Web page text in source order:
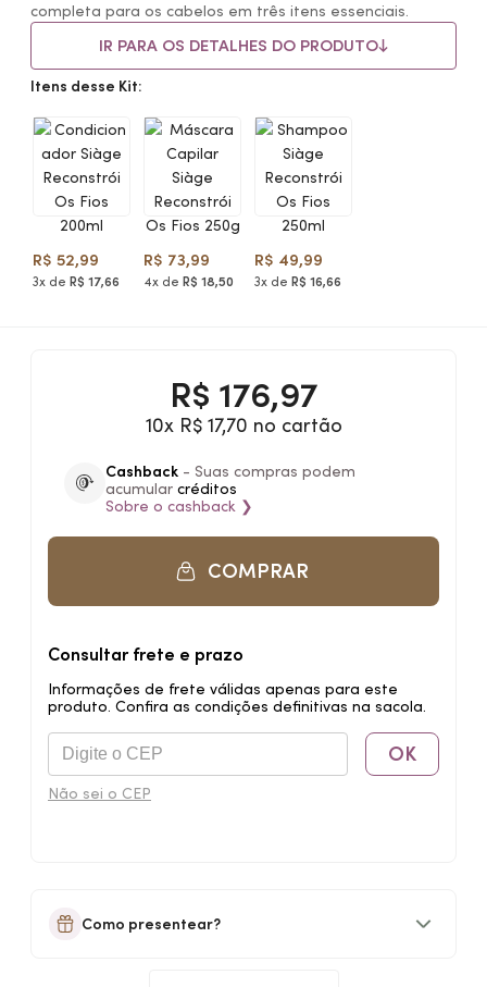
completa para os cabelos em três itens essenciais.
IR PARA OS DETALHES DO PRODUTO
Itens desse Kit:
R$ 52,99
3x de R$ 17,66
R$ 73,99
4x de R$ 18,50
R$ 49,99
3x de R$ 16,66
R$ 176,97
10x R$ 17,70 no cartão
Cashback - Suas compras podem
acumular créditos
Sobre o cashback ❯
COMPRAR
Consultar frete e prazo
Informações de frete válidas apenas para este
produto. Confira as condições definitivas na sacola.
OK
Não sei o CEP
Como presentear?